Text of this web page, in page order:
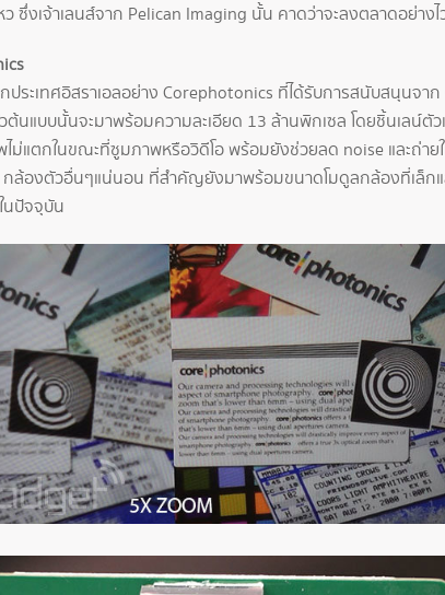
ว ซึ่งเจ้าเลนส์จาก Pelican Imaging นั้น คาดว่าจะลงตลาดอย่า
ประเทศอิสราเอลอย่าง Corephotonics ที่ได้รับการสนับสนุนจ
นแบบนั้นจะมาพร้อมความละเอียด 13 ล้านพิกเซล โดยชิ้นเลน์ตัว
ไม่แตกในขณะที่ซูมภาพหรือวิดีโอ พร้อมยังช่วยลด noise และถ่
ล้องตัวอื่นๆแน่นอน ที่สำคัญยังมาพร้อมขนาดโมดูลกล้องที่เล็กแ
นปัจจุบัน